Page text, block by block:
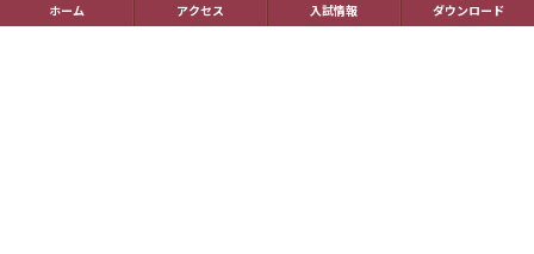
在校生の方へ
ホーム アクセス 入試情報 ダウンロード